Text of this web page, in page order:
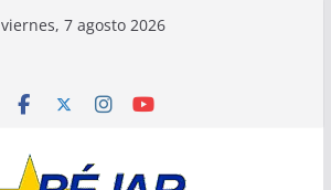
viernes, 7 agosto 2026